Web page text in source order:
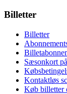
Billetter
Billetter
Sæsonkort
Kontaktløs
Køb billetter